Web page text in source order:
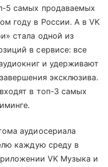
5 самых продаваемых
году в России. А в VK
стала одной из
в сервисе: все
и удерживают
эксклюзива.
в топ-3 самых
аудиосериала
каждую среду в
VK Музыка и